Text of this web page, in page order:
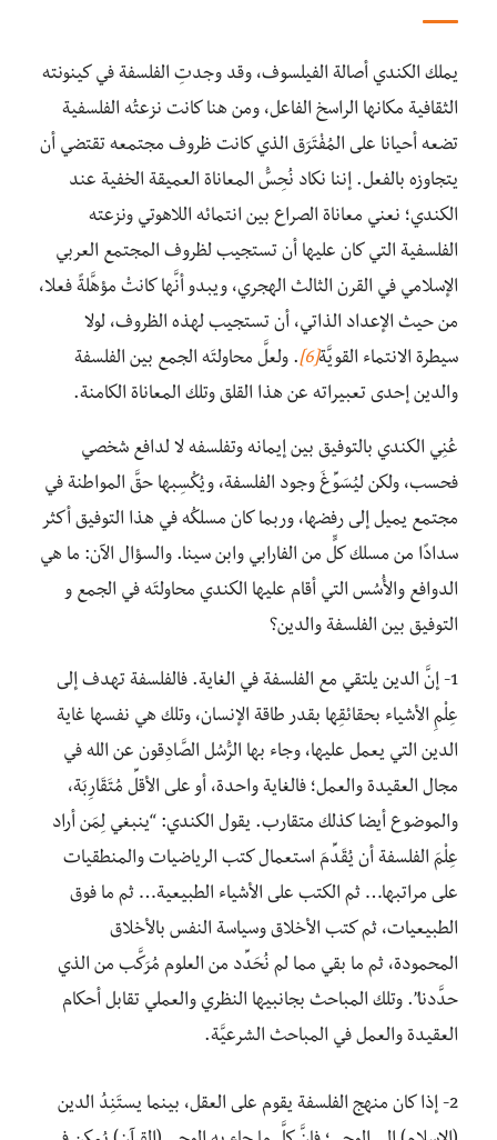
يملك الكندي أصالة الفيلسوف، وقد وجدتِ الفلسفة في كينونته
الثقافية مكانها الراسخ الفاعل، ومن هنا كانت نزعتُه الفلسفية
تضعه أحيانا على المُفْتَرَق الذي كانت ظروف مجتمعه تقتضي أن
يتجاوزه بالفعل. إننا نكاد نُحِسُّ المعاناة العميقة الخفية عند
الكندي؛ نعني معاناة الصراع بين انتمائه اللاهوتي ونزعته
الفلسفية التي كان عليها أن تستجيب لظروف المجتمع العربي
الإسلامي في القرن الثالث الهجري، ويبدو أنَّها كانتْ مؤهَّلةً فعلا،
من حيث الإعداد الذاتي، أن تستجيب لهذه الظروف، لولا
سيطرة الانتماء القويَّة[6]
. ولعلَّ محاولتَه الجمع بين الفلسفة
والدين إحدى تعبيراته عن هذا القلق وتلك المعاناة الكامنة.
عُنِي الكندي بالتوفيق بين إيمانه وتفلسفه لا لدافع شخصي
فحسب، ولكن ليُسَوِّغَ وجود الفلسفة، ويُكْسِبها حقَّ المواطنة في
مجتمع يميل إلى رفضها، وربما كان مسلكُه في هذا التوفيق أكثر
سدادًا من مسلك كلٍّ من الفارابي وابن سينا. والسؤال الآن: ما هي
الدوافع والأُسُس التي أقام عليها الكندي محاولتَه في الجمع و
التوفيق بين الفلسفة والدين؟
1- إنَّ الدين يلتقي مع الفلسفة في الغاية. فالفلسفة تهدف إلى
عِلْمِ الأشياء بحقائقِها بقدر طاقة الإنسان، وتلك هي نفسها غاية
الدين التي يعمل عليها، وجاء بها الرُّسُل الصَّادِقون عن الله في
مجال العقيدة والعمل؛ فالغاية واحدة، أو على الأقلِّ مُتَقَارِبَة،
والموضوع أيضا كذلك متقارب. يقول الكندي: “ينبغي لِمَن أراد
عِلْمَ الفلسفة أن يُقَدِّمَ استعمال كتب الرياضيات والمنطقيات
على مراتبها… ثم الكتب على الأشياء الطبيعية… ثم ما فوق
الطبيعيات، ثم كتب الأخلاق وسياسة النفس بالأخلاق
المحمودة، ثم ما بقي مما لم نُحَدِّد من العلوم مُرَكَّب من الذي
حدَّدنا”. وتلك المباحث بجانبيها النظري والعملي تقابل أحكام
العقيدة والعمل في المباحث الشرعيَّة.
2- إذا كان منهج الفلسفة يقوم على العقل، بينما يستَنِدُ الدين